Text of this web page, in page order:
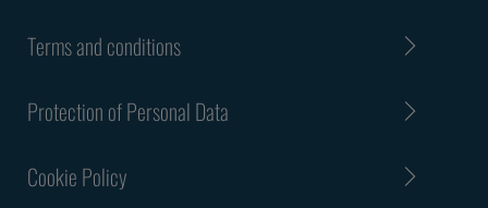
Terms and conditions
Protection of Personal Data
Cookie Policy